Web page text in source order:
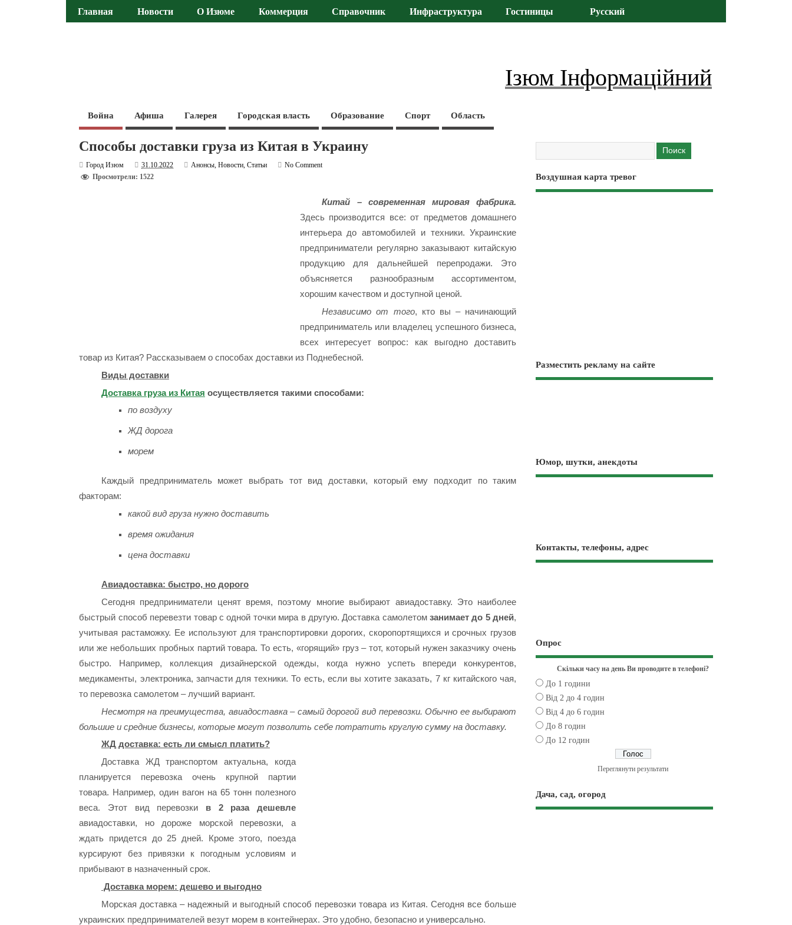
Главная Новости О Изюме Коммерция Справочник Инфраструктура Гостиницы Русский
Ізюм Інформаційний
Война Афиша Галерея Городская власть Образование Спорт Область
Способы доставки груза из Китая в Украину
Город Изюм 31.10.2022 Анонсы,Новости,Статьи
No Comment
Просмотрели: 1522
Китай – современная мировая фабрика.
Здесь производится все: от предметов домашнего
интерьера до автомобилей и техники. Украинские
предприниматели регулярно заказывают китайскую
продукцию для дальнейшей перепродажи. Это
объясняется разнообразным ассортиментом,
хорошим качеством и доступной ценой.
Независимо от того, кто вы – начинающий
предприниматель или владелец успешного бизнеса,
всех интересует вопрос: как выгодно доставить
товар из Китая? Рассказываем о способах доставки из Поднебесной.
Виды доставки
Доставка груза из Китая осуществляется такими способами:
по воздуху
ЖД дорога
морем
Каждый предприниматель может выбрать тот вид доставки, который ему подходит по таким
факторам:
какой вид груза нужно доставить
время ожидания
цена доставки
Авиадоставка: быстро, но дорого
Сегодня предприниматели ценят время, поэтому многие выбирают авиадоставку. Это наиболее
быстрый способ перевезти товар с одной точки мира в другую. Доставка самолетомзанимает до 5 дней,
учитывая растаможку. Ее используют для транспортировки дорогих, скоропортящихся и срочных грузов
или же небольших пробных партий товара. То есть, «горящий» груз – тот, который нужен заказчику очень
быстро. Например, коллекция дизайнерской одежды, когда нужно успеть впереди конкурентов,
медикаменты, электроника, запчасти для техники. То есть, если вы хотите заказать, 7 кг китайского чая,
то перевозка самолетом – лучший вариант.
Несмотря на преимущества, авиадоставка – самый дорогой вид перевозки. Обычно ее выбирают
большие и средние бизнесы, которые могут позволить себе потратить круглую сумму на доставку.
ЖД доставка: есть ли смысл платить?
Доставка ЖД транспортом актуальна, когда
планируется перевозка очень крупной партии
товара. Например, один вагон на 65 тонн полезного
веса. Этот вид перевозки в 2 раза дешевле
авиадоставки, но дороже морской перевозки, а
ждать придется до 25 дней. Кроме этого, поезда
курсируют без привязки к погодным условиям и
прибывают в назначенный срок.
Доставка морем: дешево и выгодно
Морская доставка – надежный и выгодный способ перевозки товара из Китая. Сегодня все больше
украинских предпринимателей везут морем в контейнерах. Это удобно, безопасно и универсально.
Воздушная карта тревог
Разместить рекламу на сайте
Юмор, шутки, анекдоты
Контакты, телефоны, адрес
Опрос
Скільки часу на день Ви проводите в телефоні?
До 1 години
Від 2 до 4 годин
Від 4 до 6 годин
До 8 годин
До 12 годин
Переглянути результати
Дача, сад, огород